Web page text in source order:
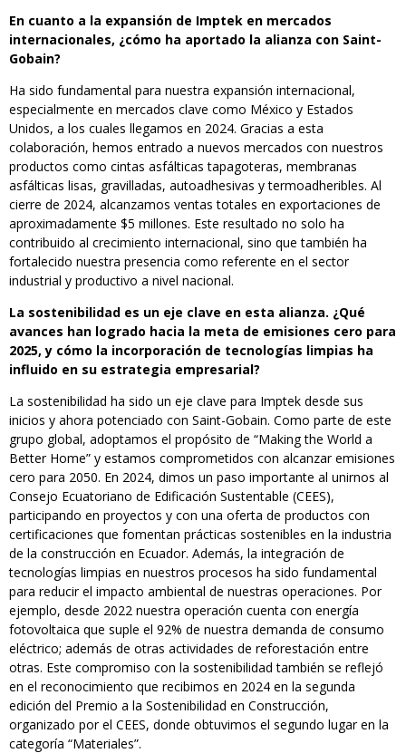
En cuanto a la expansión de Imptek en mercados
internacionales, ¿cómo ha aportado la alianza con Saint-
Gobain?
Ha sido fundamental para nuestra expansión internacional,
especialmente en mercados clave como México y Estados
Unidos, a los cuales llegamos en 2024. Gracias a esta
colaboración, hemos entrado a nuevos mercados con nuestros
productos como cintas asfálticas tapagoteras, membranas
asfálticas lisas, gravilladas, autoadhesivas y termoadheribles. Al
cierre de 2024, alcanzamos ventas totales en exportaciones de
aproximadamente $5 millones. Este resultado no solo ha
contribuido al crecimiento internacional, sino que también ha
fortalecido nuestra presencia como referente en el sector
industrial y productivo a nivel nacional.
La sostenibilidad es un eje clave en esta alianza. ¿Qué
avances han logrado hacia la meta de emisiones cero para
2025, y cómo la incorporación de tecnologías limpias ha
influido en su estrategia empresarial?
La sostenibilidad ha sido un eje clave para Imptek desde sus
inicios y ahora potenciado con Saint-Gobain. Como parte de este
grupo global, adoptamos el propósito de “Making the World a
Better Home” y estamos comprometidos con alcanzar emisiones
cero para 2050. En 2024, dimos un paso importante al unirnos al
Consejo Ecuatoriano de Edificación Sustentable (CEES),
participando en proyectos y con una oferta de productos con
certificaciones que fomentan prácticas sostenibles en la industria
de la construcción en Ecuador. Además, la integración de
tecnologías limpias en nuestros procesos ha sido fundamental
para reducir el impacto ambiental de nuestras operaciones. Por
ejemplo, desde 2022 nuestra operación cuenta con energía
fotovoltaica que suple el 92% de nuestra demanda de consumo
eléctrico; además de otras actividades de reforestación entre
otras. Este compromiso con la sostenibilidad también se reflejó
en el reconocimiento que recibimos en 2024 en la segunda
edición del Premio a la Sostenibilidad en Construcción,
organizado por el CEES, donde obtuvimos el segundo lugar en la
categoría “Materiales”.